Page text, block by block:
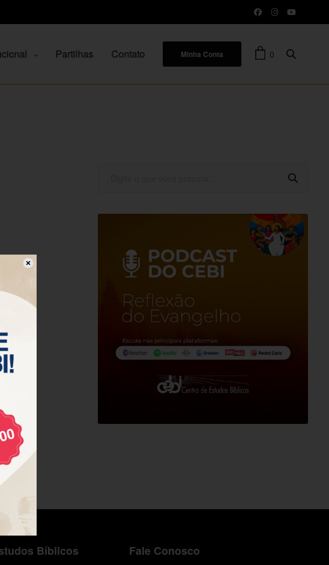
Partilhas Contato Minha Conta 0
Bíblicos Fale Conosco